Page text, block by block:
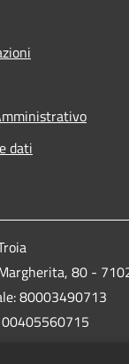
dati
80 -
80003490713